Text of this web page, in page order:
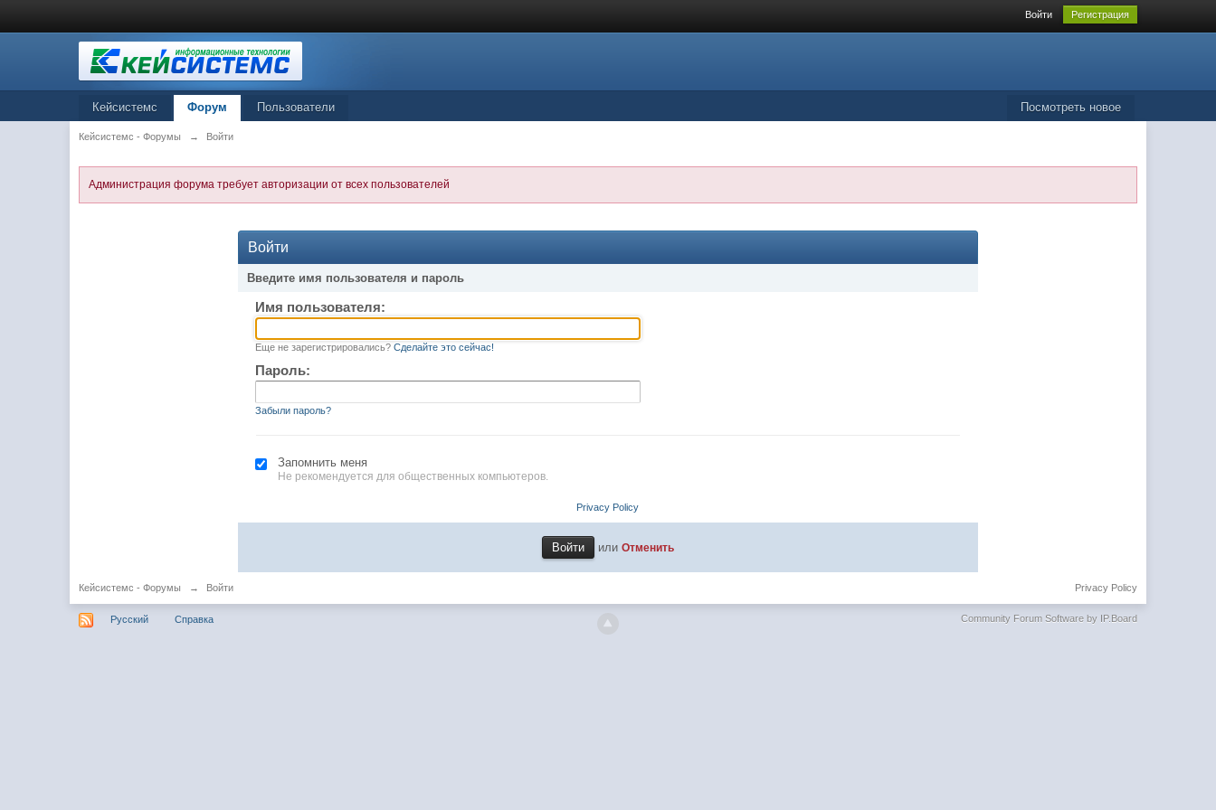
Войти Регистрация
Посмотреть новое
Кейсистемс Форум Пользователи
Кейсистемс - Форумы → Войти
Администрация форума требует авторизации от всех пользователей
Войти
Введите имя пользователя и пароль
Имя пользователя:
Еще не зарегистрировались? Сделайте это сейчас!
Пароль:
Забыли пароль?
Запомнить меня
Не рекомендуется для общественных компьютеров.
Privacy Policy
или Отменить
Кейсистемс - Форумы → Войти Privacy Policy
Русский Справка Community Forum Software by IP.Board